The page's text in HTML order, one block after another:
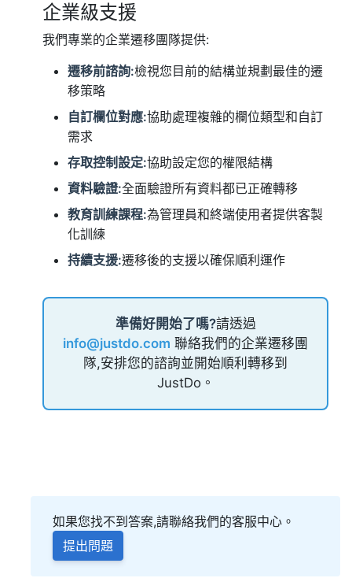
企業級支援
我們專業的企業遷移團隊提供:
遷移前諮詢:檢視您目前的結構並規劃最佳的遷
移策略
自訂欄位對應:協助處理複雜的欄位類型和自訂
需求
存取控制設定:協助設定您的權限結構
資料驗證:全面驗證所有資料都已正確轉移
教育訓練課程:為管理員和終端使用者提供客製
化訓練
持續支援:遷移後的支援以確保順利運作
準備好開始了嗎?請透過
info@justdo.com 聯絡我們的企業遷移團
隊,安排您的諮詢並開始順利轉移到
JustDo。
如果您找不到答案,請聯絡我們的客服中心。
提出問題